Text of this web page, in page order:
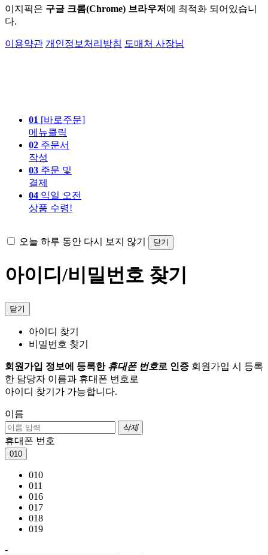
이지픽은 구글 크롬(Chrome) 브라우저 에 최적화 되어있습니
다.
이용약관 개인정보처리방침 도매처 사장님
01 [바로주문]
메뉴클릭
02 주문서
작성
03 주문 및
결제
04 익일 오전
상품 수령!
오늘 하루 동안 다시 보지 않기 닫기
아이디/비밀번호 찾기
닫기
아이디 찾기
비밀번호 찾기
회원가입 정보에 등록한 휴대폰 번호로 인증 회원가입 시 등록
한 담당자 이름과 휴대폰 번호로
아이디 찾기가 가능합니다.
이름
삭제
휴대폰 번호
010
010
011
016
017
018
019
-